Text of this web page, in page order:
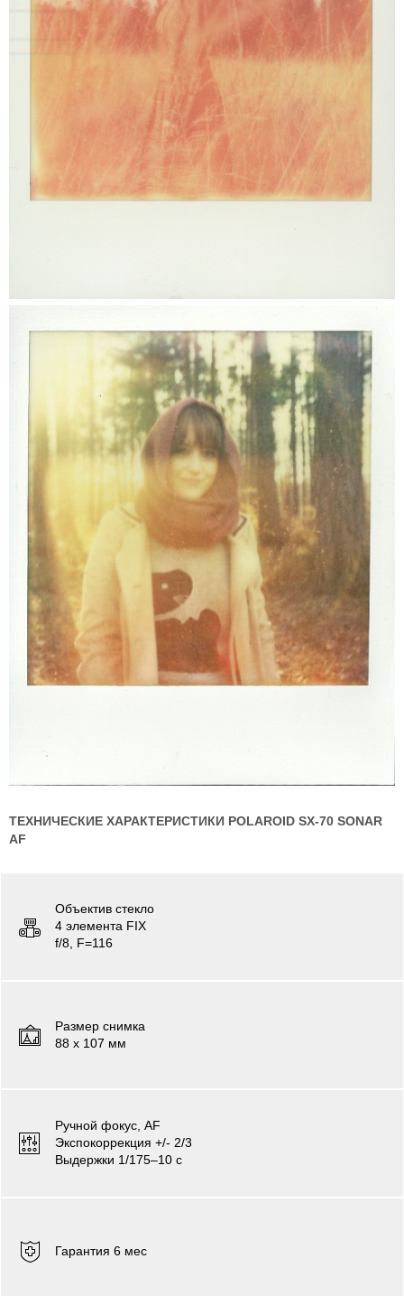
ТЕХНИЧЕСКИЕ ХАРАКТЕРИСТИКИ POLAROID SX-70 SONAR
AF
Объектив стекло
4 элемента FIX
f/8, F=116
Размер снимка
88 х 107 мм
Ручной фокус, AF
Экспокоррекция +/- 2/3
Выдержки 1/175–10 с
Гарантия 6 мес